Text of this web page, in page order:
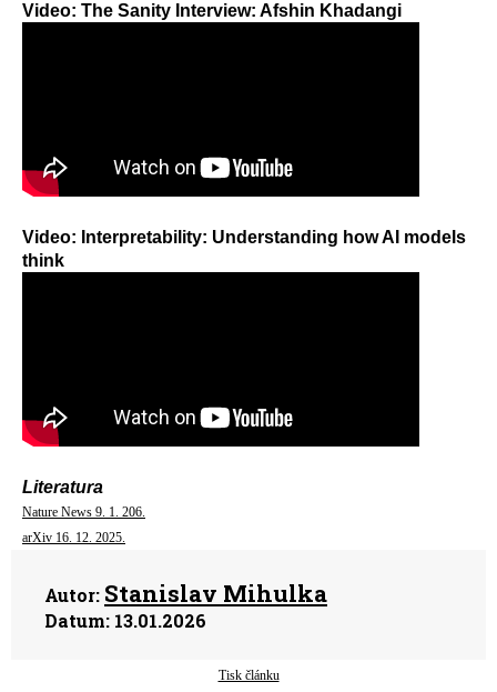
Video: The Sanity Interview: Afshin Khadangi
Video: Interpretability: Understanding how AI models
think
Literatura
Nature News 9. 1. 206.
arXiv 16. 12. 2025.
Autor: Stanislav Mihulka
Datum: 13.01.2026
Tisk článku